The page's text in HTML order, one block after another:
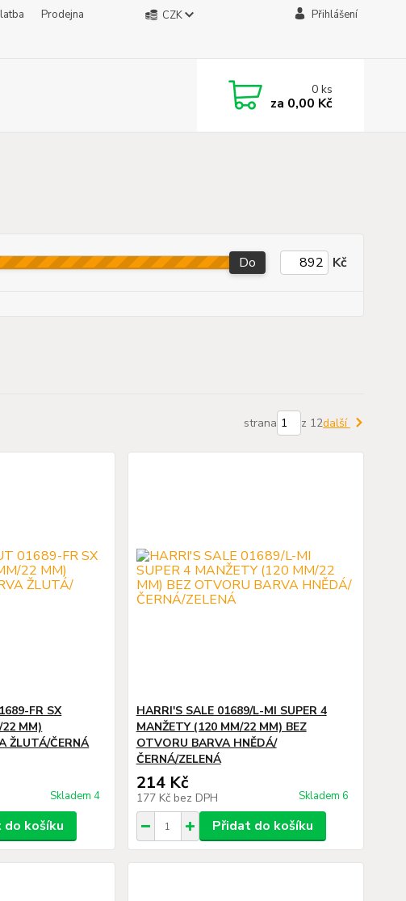
Prodejna
CZK Přihlášení
0ks
za 0,00 Kč
Do Kč
strana z 12další
FR SX
22 MM)
ŽLUTÁ/ČERNÁ
Skladem 4
do košíku
HARRI'S SALE 01689/L-MI SUPER 4
MANŽETY (120 MM/22 MM) BEZ
OTVORU BARVA HNĚDÁ/
ČERNÁ/ZELENÁ
214 Kč
177 Kč bez DPH Skladem 6
Přidat do košíku